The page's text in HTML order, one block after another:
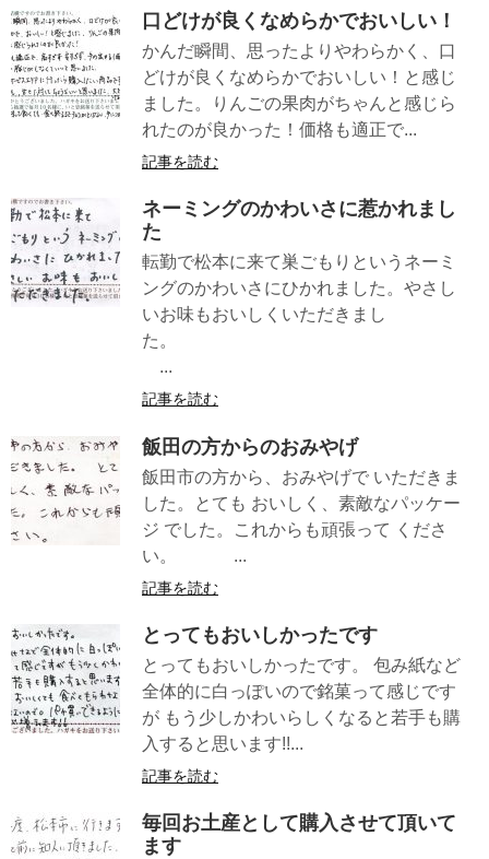
口どけが良くなめらかでおいしい！
かんだ瞬間、思ったよりやわらかく、口
どけが良くなめらかでおいしい！と感じ
ました。りんごの果肉がちゃんと感じら
れたのが良かった！価格も適正で...
記事を読む
ネーミングのかわいさに惹かれまし
た
転勤で松本に来て巣ごもりというネーミ
ングのかわいさにひかれました。やさし
いお味もおいしくいただきまし
た。
...
記事を読む
飯田の方からのおみやげ
飯田市の方から、おみやげで いただきま
した。とても おいしく、素敵なパッケー
ジ でした。これからも頑張って くださ
い。 ...
記事を読む
とってもおいしかったです
とってもおいしかったです。 包み紙など
全体的に白っぽいので銘菓って感じです
が もう少しかわいらしくなると若手も購
入すると思います!!...
記事を読む
毎回お土産として購入させて頂いて
ます